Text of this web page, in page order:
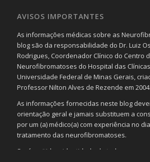
AVISOS IMPORTANTES
As informações médicas sobre as
blog são da responsabilidade do Dr. Luiz
Rodrigues, Coordenador Clínico do Centro
Neurofibromatoses do Hospital das
Universidade Federal de Minas Gerais,
Professor Nilton Alves de Rezende em 2004.
As informações fornecidas neste blog
orientação geral e jamais substituem a
por um (a) médico(a) com experiência no
tratamento das neurofibromatoses.
Será omitida a identidade de todas as